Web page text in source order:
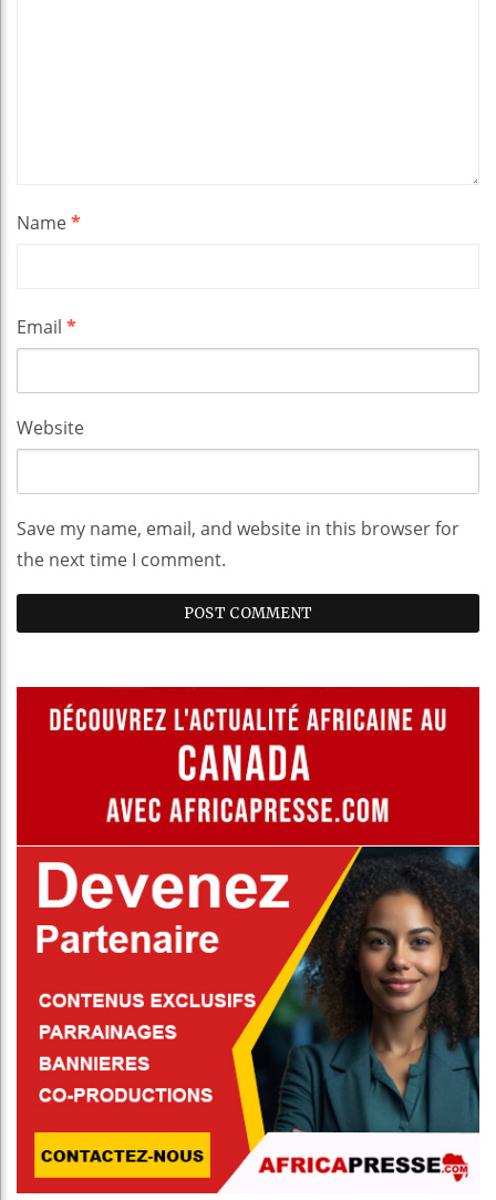
Name*
Email *
Website
Save my name, email, and website in this browser for
the next time I comment.